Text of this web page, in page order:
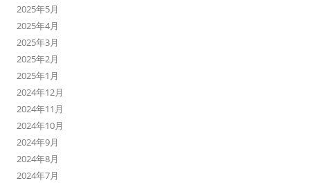
2025年5月
2025年4月
2025年3月
2025年2月
2025年1月
2024年12月
2024年11月
2024年10月
2024年9月
2024年8月
2024年7月